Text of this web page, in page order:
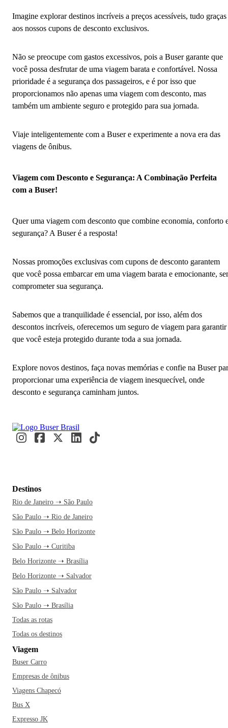
Imagine explorar destinos incríveis a preços acessíveis, tudo graças
aos nossos cupons de desconto exclusivos.
Não se preocupe com gastos excessivos, pois a Buser garante que
você possa desfrutar de uma viagem barata e confortável. Nossa
prioridade é a segurança dos passageiros, e é por isso que
proporcionamos não apenas uma viagem com desconto, mas
também um ambiente seguro e protegido para sua jornada.
Viaje inteligentemente com a Buser e experimente a nova era das
viagens de ônibus.
Viagem com Desconto e Segurança: A Combinação Perfeita
com a Buser!
Quer uma viagem com desconto que combine economia, conforto
segurança? A Buser é a resposta!
Nossas promoções exclusivas com cupons de desconto garantem
que você possa embarcar em uma viagem barata e emocionante,
comprometer sua segurança.
Sabemos que a tranquilidade é essencial, por isso, além dos
descontos incríveis, oferecemos um seguro de viagem para garantir
que você esteja protegido durante toda a sua jornada.
Explore novos destinos, faça novas memórias e confie na Buser
proporcionar uma experiência de viagem inesquecível, onde
desconto e segurança caminham juntos.
Destinos
Rio de Janeiro ➝ São Paulo
São Paulo ➝ Rio de Janeiro
São Paulo ➝ Belo Horizonte
São Paulo ➝ Curitiba
Belo Horizonte ➝ Brasília
Belo Horizonte ➝ Salvador
São Paulo ➝ Salvador
São Paulo ➝ Brasília
Todas as rotas
Todas os destinos
Viagem
Buser Carro
Empresas de ônibus
Viagens Chapecó
Bus X
Expresso JK